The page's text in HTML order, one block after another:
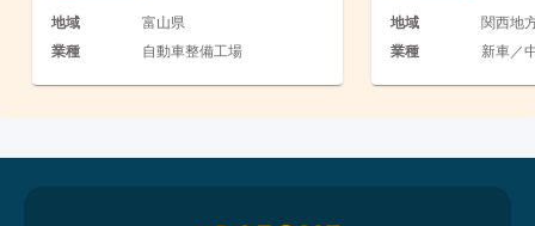
地域
富山県
業種
自動車整備工場
地域
関西地
業種
新車／